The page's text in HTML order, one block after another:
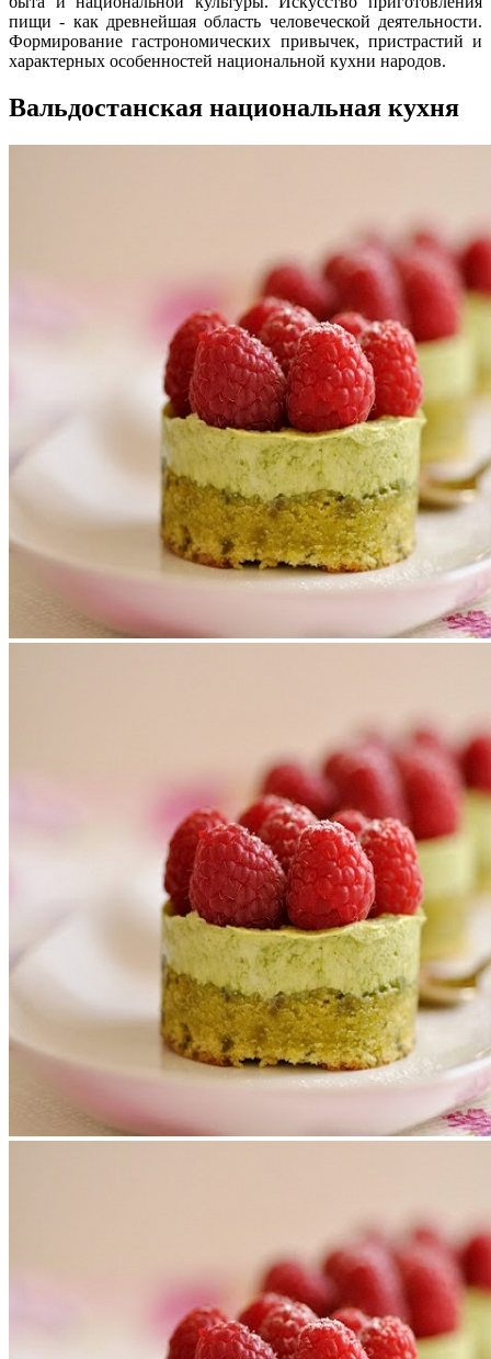
пищи - как древнейшая область человеческой деятельности.
Формирование гастрономических привычек, пристрастий и
характерных особенностей национальной кухни народов.
Вальдостанская национальная кухня